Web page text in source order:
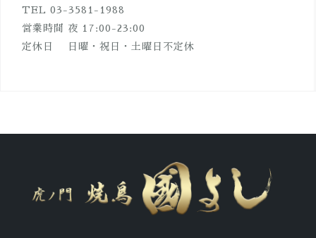
TEL 03-3581-1988
営業時間 夜 17:00-23:00
定休日 日曜・祝日・土曜日不定休